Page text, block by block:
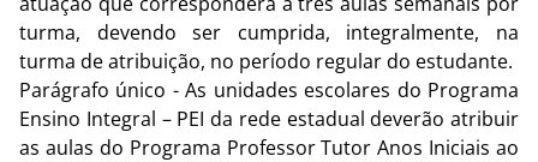
turma, devendo ser cumprida, integralmente, na
turma de atribuição, no período regular do estudante.
Parágrafo único - As unidades escolares do Programa
Ensino Integral – PEI da rede estadual deverão atribuir
as aulas do Programa Professor Tutor Anos Iniciais ao